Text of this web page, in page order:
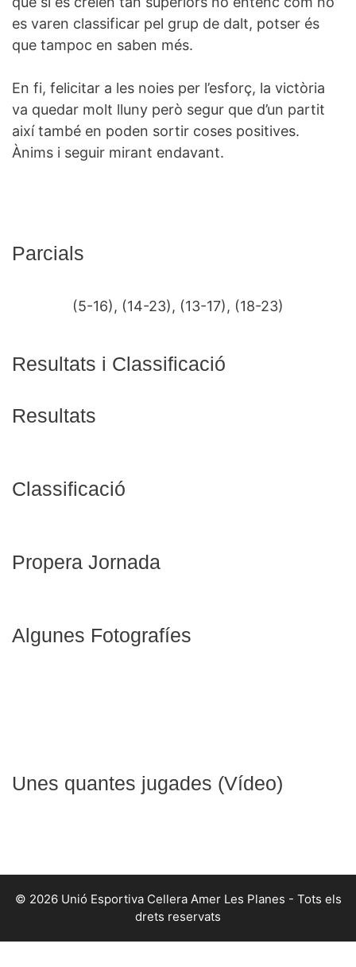
es varen classificar pel grup de dalt, potser és
que tampoc en saben més.
En fi, felicitar a les noies per l’esforç, la victòria
va quedar molt lluny però segur que d’un partit
així també en poden sortir coses positives.
Ànims i seguir mirant endavant.
Parcials
(5-16), (14-23), (13-17), (18-23)
Resultats i Classificació
Resultats
Classificació
Propera Jornada
Algunes Fotografíes
Unes quantes jugades (Vídeo)
© 2026 Unió Esportiva Cellera Amer Les Planes - Tots els
drets reservats